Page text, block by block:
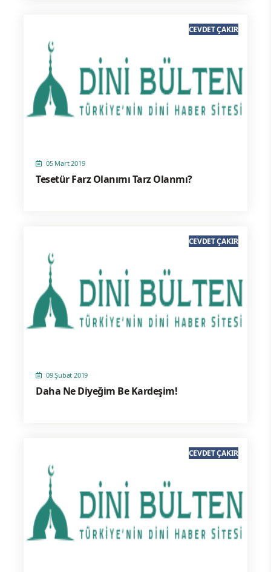
05 Mart 2019
Tesetür Farz Olanımı Tarz Olanmı?
CEVDET ÇAKIR
09 Şubat 2019
Daha Ne Diyeğim Be Kardeşim!
CEVDET ÇAKIR
CEVDET ÇAKIR